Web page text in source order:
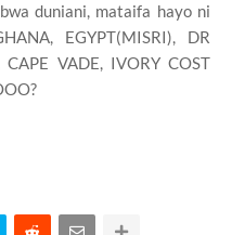
duniani, mataifa hayo ni
EGYPT(MISRI), DR
CAPE VADE, IVORY COST